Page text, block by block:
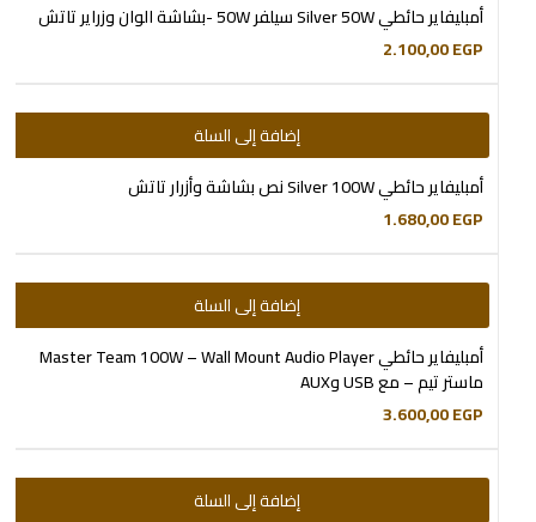
أمبليفاير حائطي Silver 50W سيلفر 50W -بشاشة الوان وزراير تاتش
2.100,00EGP
إضافة إلى السلة
أمبليفاير حائطي Silver 100W نص بشاشة وأزرار تاتش
1.680,00EGP
إضافة إلى السلة
أمبليفاير حائطي Master Team 100W – Wall Mount Audio Player
ماستر تيم – مع USB وAUX
3.600,00EGP
إضافة إلى السلة